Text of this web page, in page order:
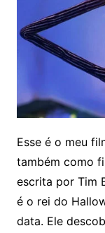
Esse é o meu
também como
escrita por Tim
é o rei do
data. Ele